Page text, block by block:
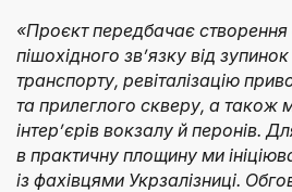
«Проєкт передбачає
пішохідного зв’язку від
транспорту, ревіталізацію
та прилеглого скверу, а також
інтер’єрів вокзалу й перонів.
в практичну площину ми
із фахівцями Укрзалізниці.